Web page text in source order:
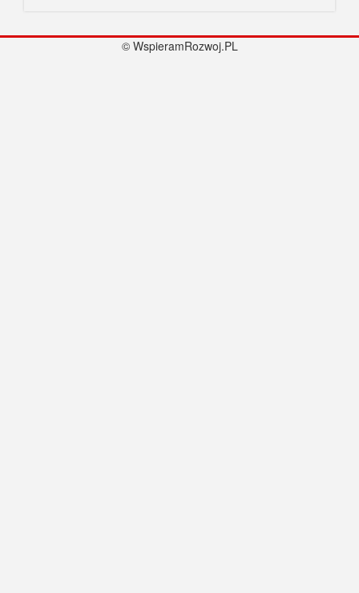
© WspieramRozwoj.PL